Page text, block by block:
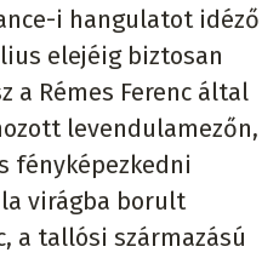
i hangulatot idéző
elejéig biztosan
a Rémes Ferenc által
levendulamezőn,
fényképezkedni
virágba borult
a tallósi származású